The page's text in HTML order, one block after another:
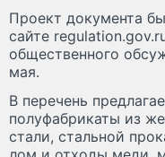
Проект документа
сайте
общественного
мая.
В перечень
полуфабрикаты из
стали, стальной